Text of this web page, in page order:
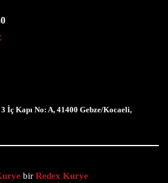
İç Kapı No: A, 41400 Gebze/Kocaeli,
bir Redex Kurye